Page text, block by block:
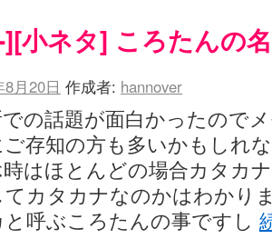
小ネタ] ころたんの
月20日 作成者: hannover
の話題が面白かったので
ご存知の方も多いかもしれ
はほとんどの場合カタカ
カタカナなのかはわかり
呼ぶころたんの事ですし